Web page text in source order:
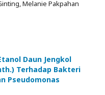
Melanie Pakpahan
Daun Jengkol
Terhadap Bakteri
Pseudomonas